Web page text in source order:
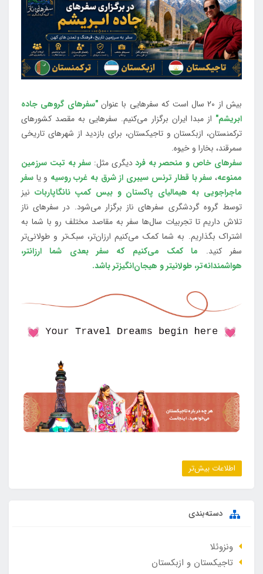
بیش از 20 سال است که سفرهایی با عنوان
"سفرهای گروهی جاده
ابریشم" از مبدا ایران برگزار می‌کنیم. سفرهایی به مقصد کشورهای
ترکمنستان، ازبکستان و تاجیکستان، برای بازدید از شهرهای تاریخی
سمرقند، بخارا و خیوه.
سفرهای خاص و منحصر به فرددیگری مثل:سفر به تبت سرزمین
ممنوعه، سفر با قطار ترنس سیبری از شرق به غرب روسیه و یا سفر
ماجراجویی به هیمالیای پاکستان و بیس کمپ نانگاپاربات نیز
توسط گروه گردشگری سفرهای ناز برگزار می‌شود. در سفرهای ناز
تلاش داریم تا تجربیات سال‌ها سفر به مقاصد مختلف رو با شما به
اشتراک بگذاریم. به شما کمک می‌کنیم ارزان‌تر، سبک‌تر و طولانی‌تر
سفر کنید. ما کمک می‌کنیم که سفر بعدی شما ارزانتر،
هواشمندانه‌تر، طولانی‎تر و هیجان‌انگیزتر باشد.
اطلاعات بیش‌تر
دسته‌بندی
ونزوئلا
تاجیکستان و ازبکستان